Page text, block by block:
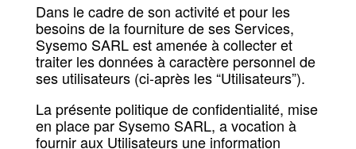
Dans le cadre de son activité et pour les
besoins de la fourniture de ses Services,
Sysemo SARL est amenée à collecter et
traiter les données à caractère personnel de
ses utilisateurs (ci-après les “Utilisateurs”).
La présente politique de confidentialité, mise
en place par Sysemo SARL, a vocation à
fournir aux Utilisateurs une information